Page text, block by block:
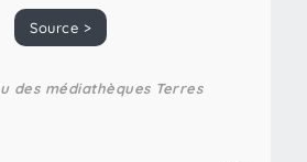
Source >
des médiathèques Terres